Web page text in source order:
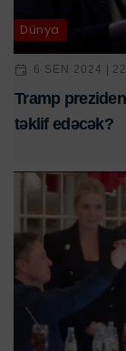
Dünya
6 SEN 2024 |
Tramp
təklif edəcək?